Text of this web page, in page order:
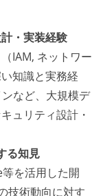
・実装経験
IAM, ネットワー
知識と実務経
など、大規模デ
ュリティ設計・
る知見
を活用した開
技術動向に対す